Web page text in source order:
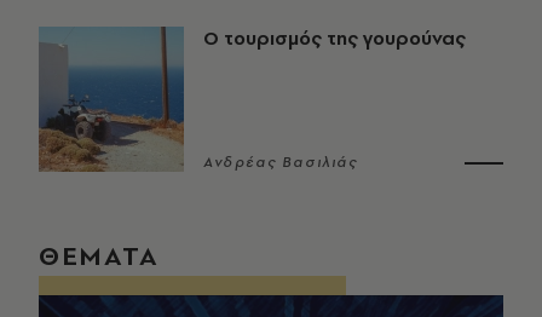
Ο τουρισμός της γουρούνας
Ανδρέας Βασιλιάς
ΘΕΜΑΤΑ